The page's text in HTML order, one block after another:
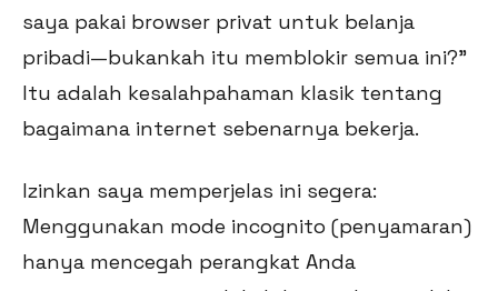
saya pakai browser privat untuk belanja
pribadi—bukankah itu memblokir semua ini?"
Itu adalah kesalahpahaman klasik tentang
bagaimana internet sebenarnya bekerja.
Izinkan saya memperjelas ini segera:
Menggunakan mode incognito (penyamaran)
hanya mencegah perangkat Anda